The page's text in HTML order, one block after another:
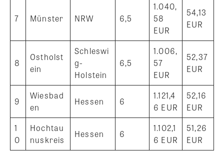
7 Münster NRW 6,5
1.040,
58
EUR
54,13
EUR
8
Ostholst
ein
Schleswi
g-
Holstein
6,5
1.006,
57
EUR
52,37
EUR
9
Wiesbad
en
Hessen 6
1.121,4
6 EUR
52,16
EUR
1
0
Hochtau
nuskreis
Hessen 6
1.102,1
6 EUR
51,26
EUR